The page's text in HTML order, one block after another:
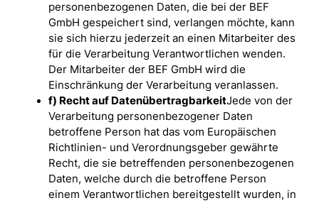
personenbezogenen Daten, die bei der BEF
GmbH gespeichert sind, verlangen möchte, kann
sie sich hierzu jederzeit an einen Mitarbeiter des
für die Verarbeitung Verantwortlichen wenden.
Der Mitarbeiter der BEF GmbH wird die
Einschränkung der Verarbeitung veranlassen.
f) Recht auf DatenübertragbarkeitJede von der
Verarbeitung personenbezogener Daten
betroffene Person hat das vom Europäischen
Richtlinien- und Verordnungsgeber gewährte
Recht, die sie betreffenden personenbezogenen
Daten, welche durch die betroffene Person
einem Verantwortlichen bereitgestellt wurden, in